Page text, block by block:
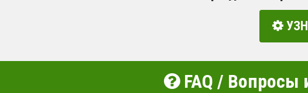
FAQ / Вопросы